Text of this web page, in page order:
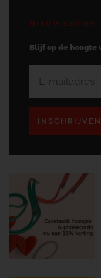
NIEUWSBRIEF
Blijf op de hoogte
INSCHRIJVEN